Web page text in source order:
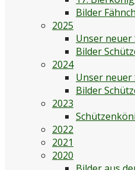
Bilder
2025
Unser neuer
Bilder
2024
Unser neuer
Bilder
2023
2022
2021
2020